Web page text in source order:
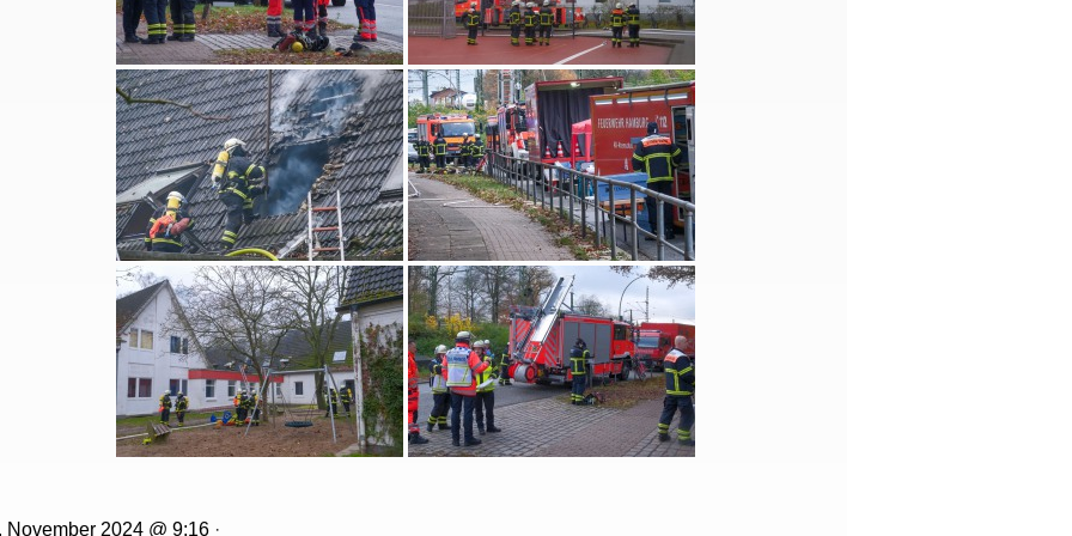
November 2024 @ 9:16 ·